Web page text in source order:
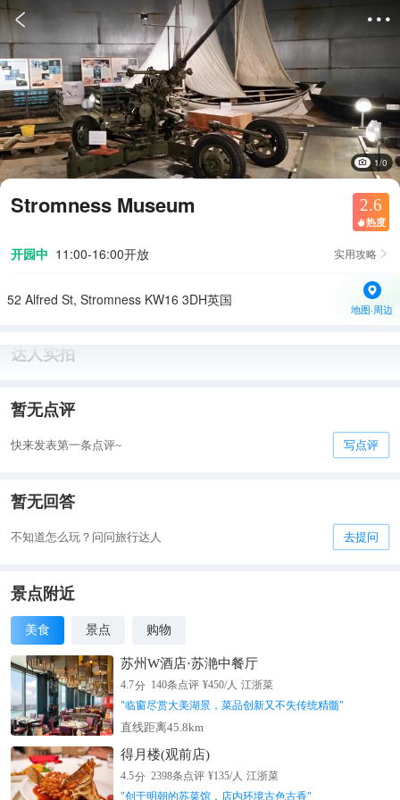
 
1/0
Stromness Museum 2.6
 热度
开园中 11:00-16:00开放 实用攻略 
52 Alfred St, Stromness KW16 3DH英国
地图·周边
达人实拍
暂无点评
快来发表第一条点评~ 写点评
暂无回答
不知道怎么玩？问问旅行达人 去提问
景点附近
美食 景点 购物
苏州W酒店·苏滟中餐厅
4.7分 140条点评 ¥450/人 江浙菜
"临窗尽赏大美湖景，菜品创新又不失传统精髓"
直线距离45.8km
得月楼(观前店)
4.5分 2398条点评 ¥135/人 江浙菜
"创于明朝的苏菜馆，店内环境古色古香"